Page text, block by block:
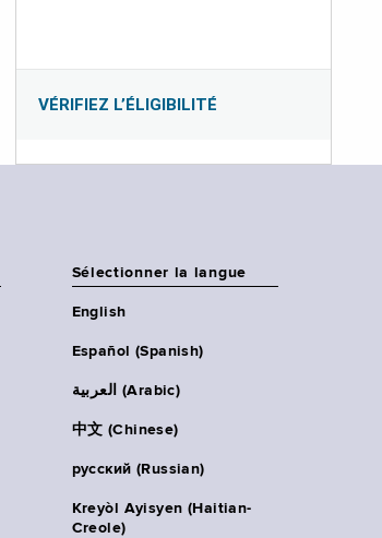
VÉRIFIEZ L’ÉLIGIBILITÉ
Sélectionner la langue
English
Español (Spanish)
العربية (Arabic)
中文 (Chinese)
русский (Russian)
Kreyòl Ayisyen (Haitian-
Creole)